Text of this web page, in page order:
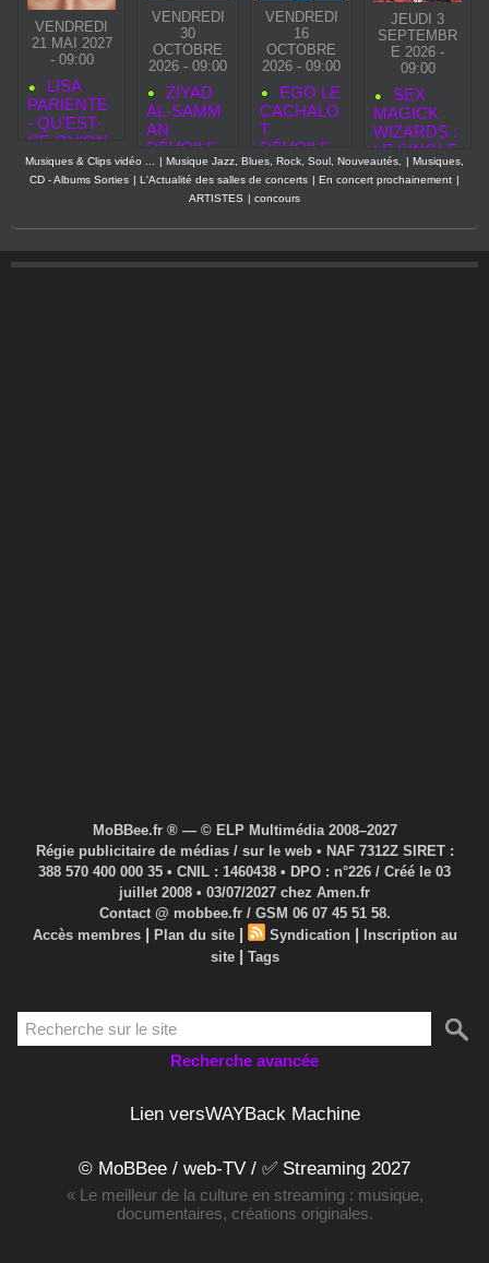
VENDREDI
21 MAI 2027
- 09:00
LISA
PARIENTE
- QU'EST-
CE QU'ON
SE
RESSEMB
VENDREDI
30
OCTOBRE
2026 - 09:00
ZIYAD
AL‑SAMM
AN
DÉVOILE
«
SECOND
TOUCH »,
AVANT LA
VENDREDI
16
OCTOBRE
2026 - 09:00
EGO LE
CACHALO
T
DÉVOILE
EGO LE
CACHALO
T PREND
JEUDI 3
SEPTEMBR
E 2026 -
09:00
SEX
MAGICK
WIZARDS :
LE SINGLE
“TRANSFO
RM”
UN ALBUM
POUR
Musiques & Clips vidéo ... | Musique Jazz, Blues, Rock, Soul, Nouveautés, | Musiques,
CD - Albums Sorties | L'Actualité des salles de concerts | En concert prochainement |
ARTISTES | concours
MoBBee.fr ® — © ELP Multimédia 2008–2027
Régie publicitaire de médias / sur le web • NAF 7312Z SIRET :
388 570 400 000 35 • CNIL : 1460438 • DPO : n°226 / Créé le 03
juillet 2008 • 03/07/2027 chez Amen.fr
Contact @ mobbee.fr / GSM 06 07 45 51 58.
Accès membres | Plan du site | Syndication |
Inscription au
site | Tags
Recherche avancée
Lien versWAYBack Machine
© MoBBee / web-TV / ✅ Streaming 2027
« Le meilleur de la culture en streaming : musique,
documentaires, créations originales.